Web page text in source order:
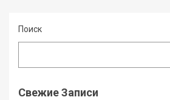
Поиск
Свежие Записи